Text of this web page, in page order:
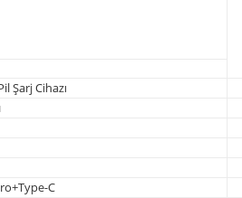
Şarj Cihazı
C